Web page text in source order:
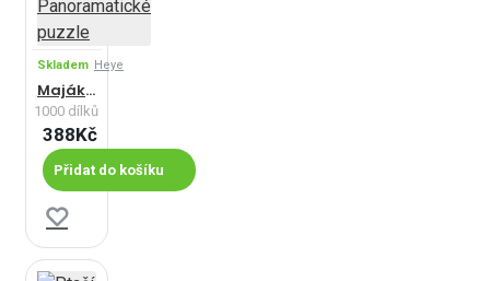
Skladem Heye
Maják - Panoramatické puzzle
1000 dílků
388Kč
Přidat do košíku